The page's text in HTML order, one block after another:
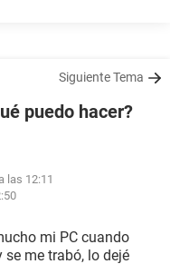
Siguiente Tema
puedo hacer?
las 12:11
mi PC cuando
me trabó, lo dejé